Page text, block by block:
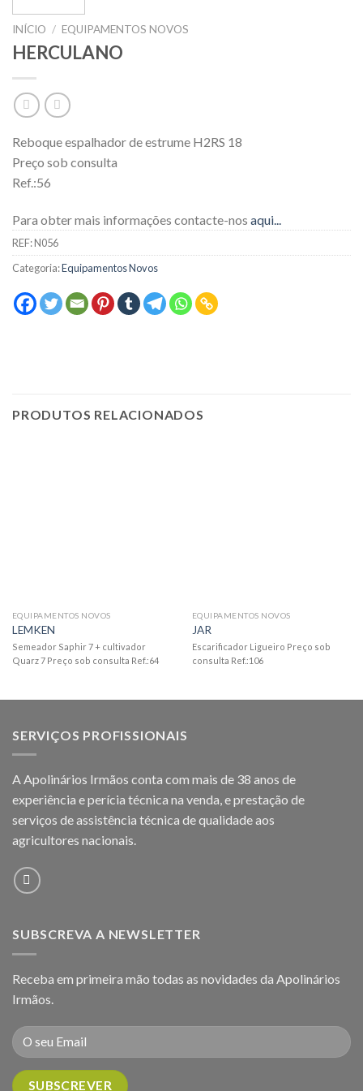
INÍCIO / EQUIPAMENTOS NOVOS
HERCULANO
Reboque espalhador de estrume H2RS 18
Preço sob consulta
Ref.:56
Para obter mais informações contacte-nos aqui...
REF:N056
Categoria:Equipamentos Novos
PRODUTOS RELACIONADOS
EQUIPAMENTOS NOVOS
LEMKEN
Semeador Saphir 7 + cultivador
Quarz 7 Preço sob consulta Ref.:64
EQUIPAMENTOS NOVOS
JAR
Escarificador Ligueiro Preço sob
consulta Ref.:106
SERVIÇOS PROFISSIONAIS
A Apolinários Irmãos conta com mais de 38 anos de
experiência e perícia técnica na venda, e prestação de
serviços de assistência técnica de qualidade aos
agricultores nacionais.
SUBSCREVA A NEWSLETTER
Receba em primeira mão todas as novidades da Apolinários
Irmãos.